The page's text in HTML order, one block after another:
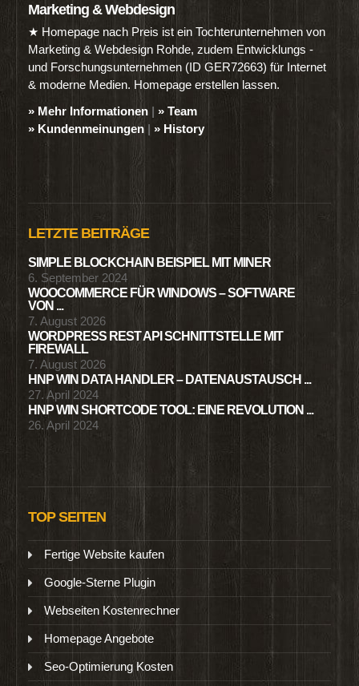
Marketing & Webdesign
★ Homepage nach Preis ist ein Tochterunternehmen von
Marketing & Webdesign Rohde, zudem Entwicklungs -
und Forschungsunternehmen (ID GER72663) für Internet
& moderne Medien. Homepage erstellen lassen.
» Mehr Informationen | » Team
» Kundenmeinungen | » History
LETZTE BEITRÄGE
SIMPLE BLOCKCHAIN BEISPIEL MIT MINER
6. September 2024
WOOCOMMERCE FÜR WINDOWS – SOFTWARE
VON ...
7. August 2026
WORDPRESS REST API SCHNITTSTELLE MIT
FIREWALL
7. August 2026
HNP WIN DATA HANDLER – DATENAUSTAUSCH ...
27. April 2024
HNP WIN SHORTCODE TOOL: EINE REVOLUTION ...
26. April 2024
TOP SEITEN
Fertige Website kaufen
Google-Sterne Plugin
Webseiten Kostenrechner
Homepage Angebote
Seo-Optimierung Kosten